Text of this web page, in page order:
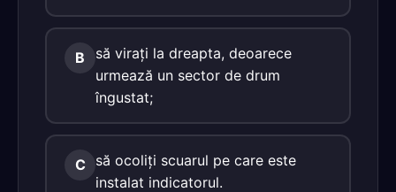
B
să viraţi la dreapta, deoarece
urmează un sector de drum
îngustat;
C
să ocoliţi scuarul pe care este
instalat indicatorul.